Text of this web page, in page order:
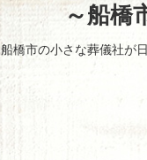
～船橋
船橋市の小さな葬儀社が